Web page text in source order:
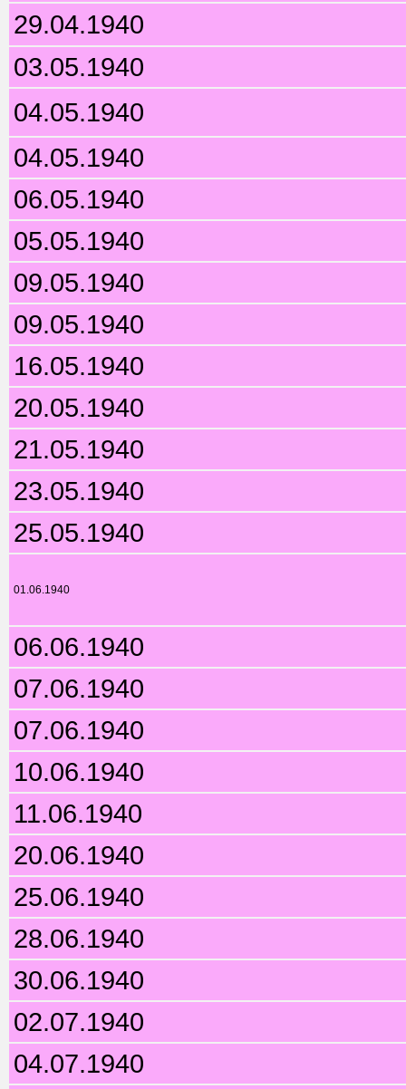
29.04.1940
03.05.1940
04.05.1940
04.05.1940
06.05.1940
05.05.1940
09.05.1940
09.05.1940
16.05.1940
20.05.1940
21.05.1940
23.05.1940
25.05.1940
01.06.1940
06.06.1940
07.06.1940
07.06.1940
10.06.1940
11.06.1940
20.06.1940
25.06.1940
28.06.1940
30.06.1940
02.07.1940
04.07.1940